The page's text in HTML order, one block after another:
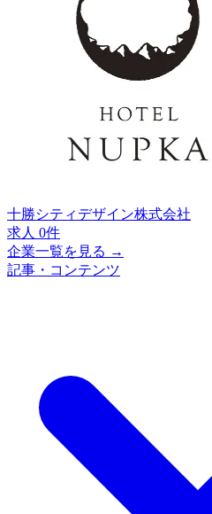
十勝シティデザイン株式会社
求人 0件
企業一覧を見る →
記事・コンテンツ